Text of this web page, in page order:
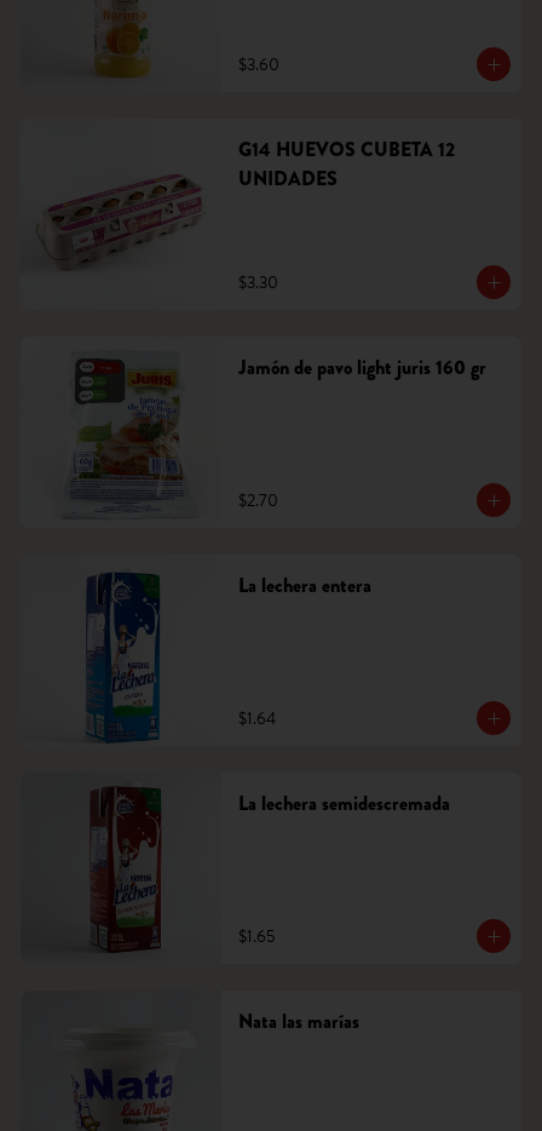
$3.60
G14 HUEVOS CUBETA 12
UNIDADES
$3.30
Jamón de pavo light juris 160 gr
$2.70
La lechera entera
$1.64
La lechera semidescremada
$1.65
Nata las marías